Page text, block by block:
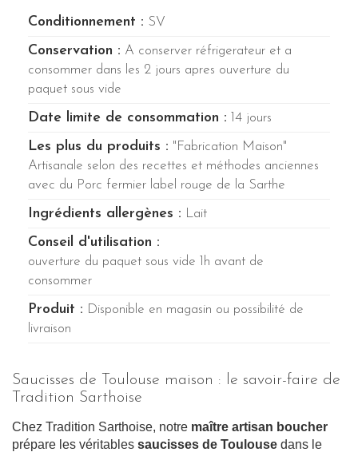
Conditionnement : SV
Conservation : A conserver réfrigerateur et a
consommer dans les 2 jours apres ouverture du
paquet sous vide
Date limite de consommation : 14 jours
Les plus du produits : "Fabrication Maison"
Artisanale selon des recettes et méthodes anciennes
avec du Porc fermier label rouge de la Sarthe
Ingrédients allergènes : Lait
Conseil d'utilisation :
ouverture du paquet sous vide 1h avant de
consommer
Produit : Disponible en magasin ou possibilité de
livraison
Saucisses de Toulouse maison : le savoir-faire de
Tradition Sarthoise
Chez Tradition Sarthoise, notre maître artisan boucher
prépare les véritables saucisses de Toulouse dans le